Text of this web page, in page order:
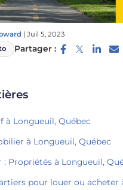
| Juil 5, 2023
Partager :
à Longueuil, Québec
à Longueuil, Québec
: Propriétés à Longueuil,
pour louer ou acheter